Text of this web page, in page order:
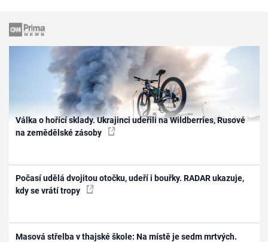
Válka o hořící sklady. Ukrajinci udeřili na Wildberries, Rusové
na zemědělské zásoby
Počasí udělá dvojitou otočku, udeří i bouřky. RADAR ukazuje,
kdy se vrátí tropy
Masová střelba v thajské škole: Na místě je sedm mrtvých.